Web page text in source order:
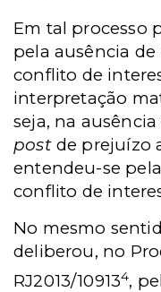
Em tal processo
pela ausência
conflito de
interpretação
seja, na
postde prejuízo
entendeu-se
conflito de
No mesmo
deliberou, no
RJ2013/109134,